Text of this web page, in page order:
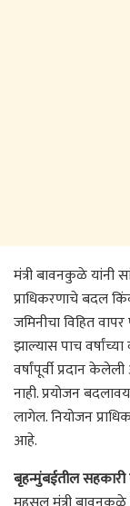
मंत्री बावनकुळे यांनी
प्राधिकरणाचे बदल
जमिनीचा विहित
झाल्यास पाच
वर्षांपूर्वी प्रदान
नाही. प्रयोजन
लागेल. नियोजन
आहे.
बृहन्मुंबईतील सहकारी